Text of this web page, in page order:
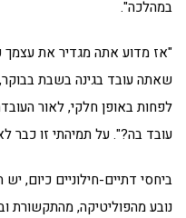
במהלכה".
"אז מדוע אתה מגדיר את
שאתה עובד בגינה בשבת
לפחות באופן חלקי, לאור
עובד בה?". על תמיהתי זו כבר
ביחסי דתיים-חילוניים כיום,
נובע מהפוליטיקה, מהתקשורת